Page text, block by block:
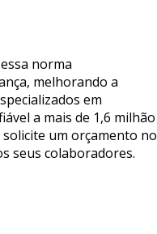
norma
melhorando a
em
a mais de 1,6 milhão
solicite um orçamento no
seus colaboradores.